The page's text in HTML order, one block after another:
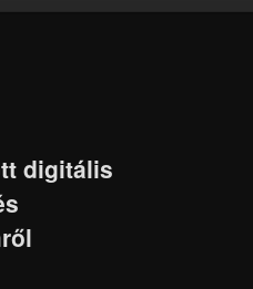
digitális